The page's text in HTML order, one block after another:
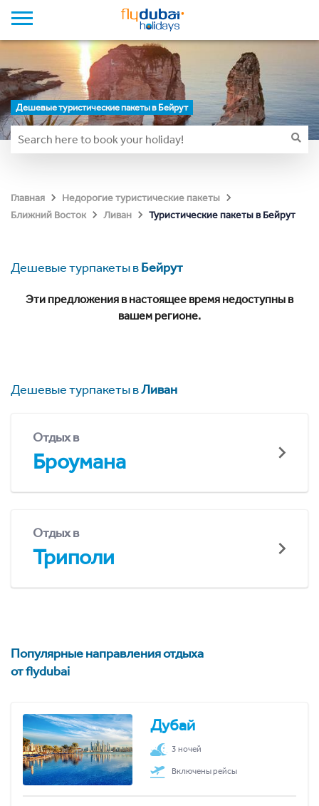
Дешевые туристические пакеты в Бейрут
Главная
Недорогие туристические пакеты
Ближний Восток
Ливан Туристические пакеты в Бейрут
Дешевые турпакеты вБейрут
Эти предложения в настоящее время недоступны в
вашем регионе.
Дешевые турпакеты вЛиван
Отдых в
Броумана
Отдых в
Триполи
Популярные направления отдыха
от flydubai
Дубай
3 ночей
Включены рейсы